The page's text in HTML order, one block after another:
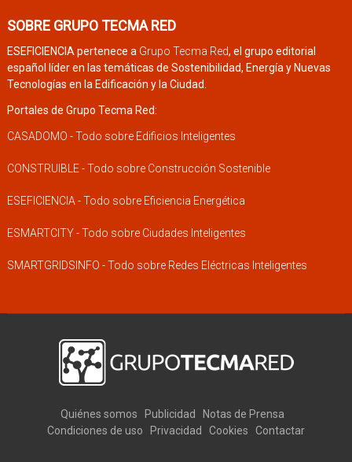
SOBRE GRUPO TECMA RED
ESEFICIENCIA pertenece a Grupo Tecma Red, el grupo editorial
español líder en las temáticas de Sostenibilidad, Energía y Nuevas
Tecnologías en la Edificación y la Ciudad.
Portales de Grupo Tecma Red:
CASADOMO - Todo sobre Edificios Inteligentes
CONSTRUIBLE - Todo sobre Construcción Sostenible
ESEFICIENCIA - Todo sobre Eficiencia Energética
ESMARTCITY - Todo sobre Ciudades Inteligentes
SMARTGRIDSINFO - Todo sobre Redes Eléctricas Inteligentes
Quiénes somos Publicidad
Notas de Prensa
Condiciones de uso
Privacidad Cookies Contactar